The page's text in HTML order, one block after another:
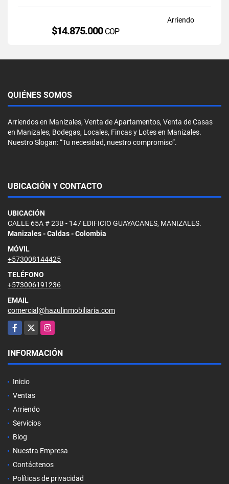
Arriendo
$14.875.000 COP
QUIÉNES SOMOS
Arriendos en Manizales, Venta de Apartamentos, Venta de Casas
en Manizales, Bodegas, Locales, Fincas y Lotes en Manizales.
Nuestro Slogan: “Tu necesidad, nuestro compromiso”.
UBICACIÓN Y CONTACTO
UBICACIÓN
CALLE 65A # 23B - 147 EDIFICIO GUAYACANES, MANIZALES.
Manizales - Caldas - Colombia
MÓVIL
+573008144425
TELÉFONO
+573006191236
EMAIL
comercial@hazulinmobiliaria.com
Facebook
X Instagram
INFORMACIÓN
Inicio
Ventas
Arriendo
Servicios
Blog
Nuestra Empresa
Contáctenos
Políticas de privacidad